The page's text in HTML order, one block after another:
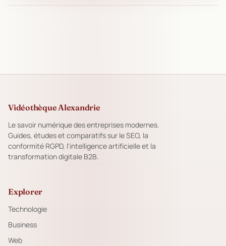
Vidéothèque Alexandrie
Le savoir numérique des entreprises modernes.
Guides, études et comparatifs sur le SEO, la
conformité RGPD, l'intelligence artificielle et la
transformation digitale B2B.
Explorer
Technologie
Business
Web